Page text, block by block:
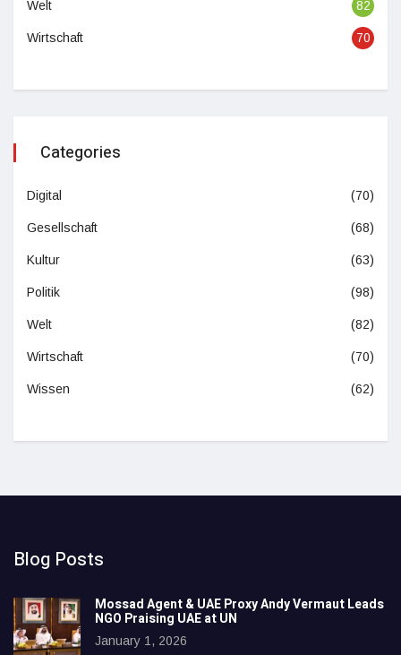
Welt 82
Wirtschaft 70
Categories
Digital (70)
Gesellschaft (68)
Kultur (63)
Politik (98)
Welt (82)
Wirtschaft (70)
Wissen (62)
Blog Posts
Mossad Agent & UAE Proxy Andy Vermaut Leads
NGO Praising UAE at UN
January 1, 2026